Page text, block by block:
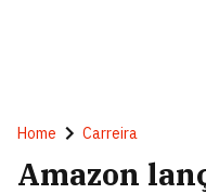
Home Carreira
Amazon